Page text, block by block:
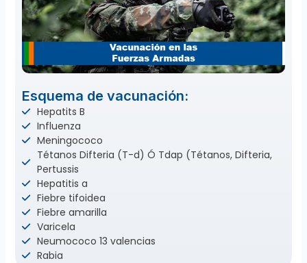
Esquema de vacunación:
Hepatits B
Influenza
Meningococo
Tétanos Difteria (T-d) Ó Tdap (Tétanos, Difteria,
Pertussis
Hepatitis a
Fiebre tifoidea
Fiebre amarilla
Varicela
Neumococo 13 valencias
Rabia